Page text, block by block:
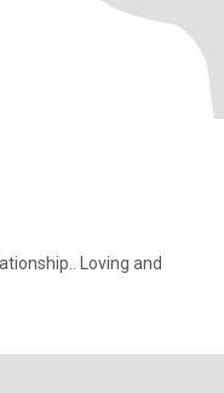
Loving and